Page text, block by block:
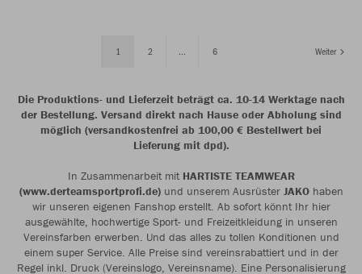
1 2 ... 6 Weiter
Die Produktions- und Lieferzeit beträgt ca. 10-14 Werktage nach
der Bestellung. Versand direkt nach Hause oder Abholung sind
möglich (versandkostenfrei ab 100,00 € Bestellwert bei
Lieferung mit dpd).
In Zusammenarbeit mit HARTISTE TEAMWEAR
(www.derteamsportprofi.de)und unserem Ausrüster JAKOhaben
wir unseren eigenen Fanshop erstellt. Ab sofort könnt Ihr hier
ausgewählte, hochwertige Sport- und Freizeitkleidung in unseren
Vereinsfarben erwerben. Und das alles zu tollen Konditionen und
einem super Service. Alle Preise sind vereinsrabattiert und in der
Regel inkl. Druck (Vereinslogo, Vereinsname). Eine Personalisierung